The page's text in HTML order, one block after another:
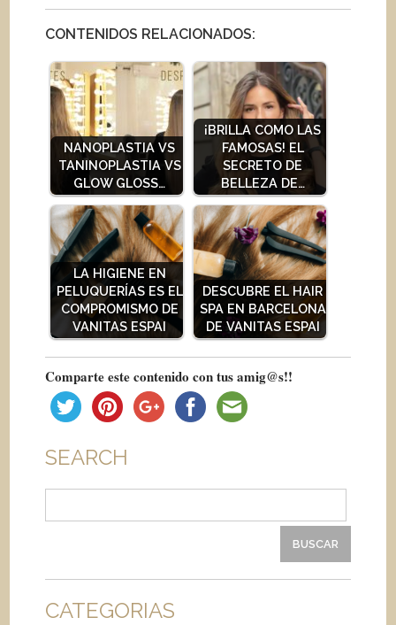
CONTENIDOS RELACIONADOS:
NANOPLASTIA VS
TANINOPLASTIA VS
GLOW GLOSS…
¡BRILLA COMO LAS
FAMOSAS! EL
SECRETO DE
BELLEZA DE…
LA HIGIENE EN
PELUQUERÍAS ES EL
COMPROMISMO DE
VANITAS ESPAI
DESCUBRE EL HAIR
SPA EN BARCELONA
DE VANITAS ESPAI
Comparte este contenido con tus amig@s!!
SEARCH
CATEGORIAS